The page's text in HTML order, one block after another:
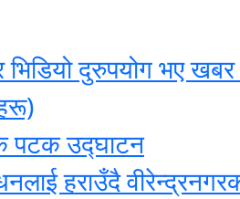
दुरुपयोग भए
पटक उद्घाटन
हराउँदै